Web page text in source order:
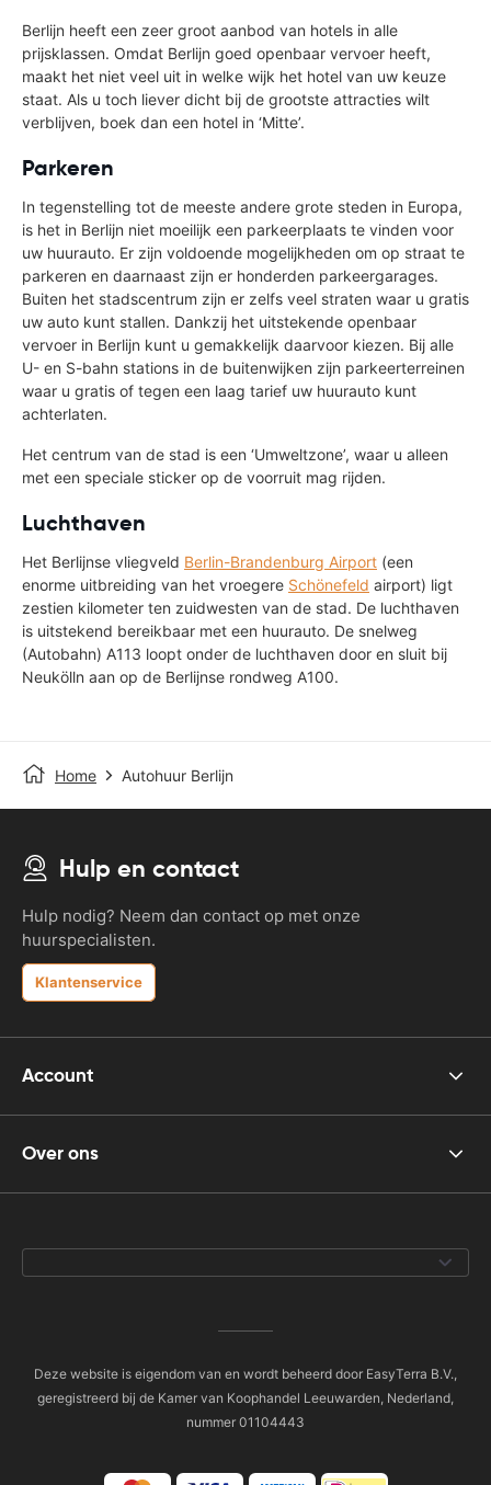
Berlijn heeft een zeer groot aanbod van hotels in alle
prijsklassen. Omdat Berlijn goed openbaar vervoer heeft,
maakt het niet veel uit in welke wijk het hotel van uw keuze
staat. Als u toch liever dicht bij de grootste attracties wilt
verblijven, boek dan een hotel in ‘Mitte’.
Parkeren
In tegenstelling tot de meeste andere grote steden in Europa,
is het in Berlijn niet moeilijk een parkeerplaats te vinden voor
uw huurauto. Er zijn voldoende mogelijkheden om op straat te
parkeren en daarnaast zijn er honderden parkeergarages.
Buiten het stadscentrum zijn er zelfs veel straten waar u gratis
uw auto kunt stallen. Dankzij het uitstekende openbaar
vervoer in Berlijn kunt u gemakkelijk daarvoor kiezen. Bij alle
U- en S-bahn stations in de buitenwijken zijn parkeerterreinen
waar u gratis of tegen een laag tarief uw huurauto kunt
achterlaten.
Het centrum van de stad is een ‘Umweltzone’, waar u alleen
met een speciale sticker op de voorruit mag rijden.
Luchthaven
Het Berlijnse vliegveld Berlin-Brandenburg Airport (een
enorme uitbreiding van het vroegere Schönefeld airport) ligt
zestien kilometer ten zuidwesten van de stad. De luchthaven
is uitstekend bereikbaar met een huurauto. De snelweg
(Autobahn) A113 loopt onder de luchthaven door en sluit bij
Neukölln aan op de Berlijnse rondweg A100.
Home Autohuur Berlijn
Hulp en contact
Hulp nodig? Neem dan contact op met onze
huurspecialisten.
Klantenservice
Account
Over ons
Deze website is eigendom van en wordt beheerd door EasyTerra B.V.,
geregistreerd bij de Kamer van Koophandel Leeuwarden, Nederland,
nummer 01104443